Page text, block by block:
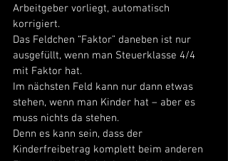
Arbeitgeber vorliegt, automatisch
korrigiert.
Das Feldchen “Faktor” daneben ist nur
ausgefüllt, wenn man Steuerklasse 4/4
mit Faktor hat.
Im nächsten Feld kann nur dann etwas
stehen, wenn man Kinder hat – aber es
muss nichts da stehen.
Denn es kann sein, dass der
Kinderfreibetrag komplett beim anderen